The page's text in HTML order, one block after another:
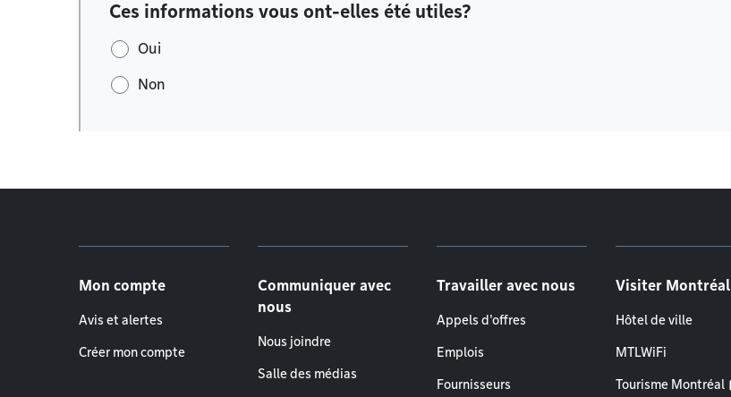
Ces informations vous ont-elles été utiles?
Oui
Non
Mon compte
Avis et alertes
Créer mon compte
Communiquer avec
nous
Nous joindre
Salle des médias
Travailler avec nous
Appels d'offres
Emplois
Fournisseurs
Visiter Montréal
Hôtel de ville
MTLWiFi
Tourisme Montréal